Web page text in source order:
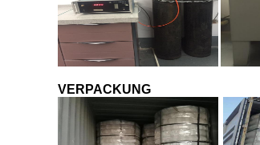
VERPACKUNG